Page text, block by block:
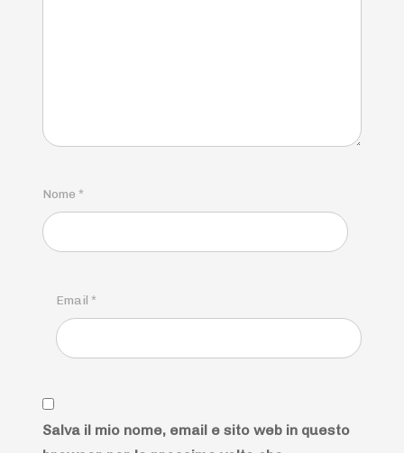
Nome *
Email *
Salva il mio nome, email e sito web in questo